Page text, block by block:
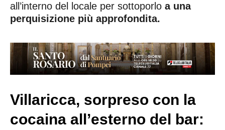
all’interno del locale per sottoporlo a una
perquisizione più approfondita.
Villaricca, sorpreso con la
cocaina all’esterno del bar: